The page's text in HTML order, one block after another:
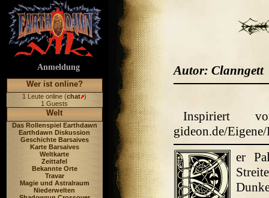
Anmeldung
Wer ist online?
1 Leute online (chat )
1 Guests
Welt
Das Rollenspiel Earthdawn
Earthdawn Diskussion
Geschichte Barsaives
Karte Barsaives
Weltkarte
Zeittafel
Bekannte Orte
Travar
Magie und Astralraum
Niederwelten
Autor: Clanngett
Inspiriert
gideon.de/
er